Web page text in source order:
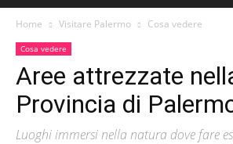
Home Visitare Palermo Cosa vedere
Cosa vedere
Aree attrezzate
Provincia di
Luoghi immersi nella natura dove fare